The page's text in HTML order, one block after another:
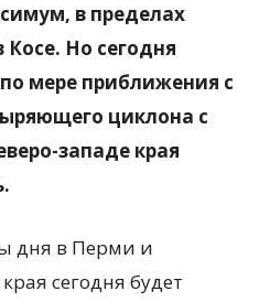
в пределах
Косе. Но сегодня
мере приближения с
циклона с
западе края
дня в Перми и
сегодня будет